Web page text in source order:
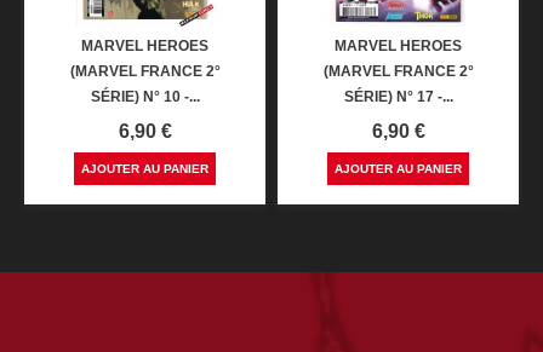
MARVEL HEROES
(MARVEL FRANCE 2°
SÉRIE) N° 10 -...
Prix
6,90 €
AJOUTER AU PANIER
MARVEL HEROES
(MARVEL FRANCE 2°
SÉRIE) N° 17 -...
Prix
6,90 €
AJOUTER AU PANIER